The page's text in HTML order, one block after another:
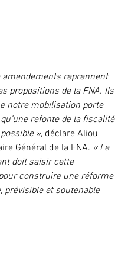
amendements reprennent
propositions de la FNA. Ils
notre mobilisation porte
refonte de la fiscalité
», déclare Aliou
Général de la FNA. « Le
doit saisir cette
construire une réforme
prévisible et soutenable